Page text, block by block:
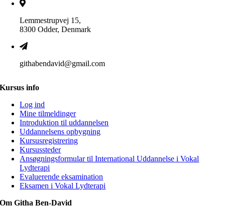
Lemmestrupvej 15,
8300 Odder, Denmark
githabendavid@gmail.com
Kursus info
Log ind
Mine tilmeldinger
Introduktion til uddannelsen
Uddannelsens opbygning
Kursusregistrering
Kursussteder
Ansøgningsformular til International Uddannelse i Vokal
Lydterapi
Evaluerende eksamination
Eksamen i Vokal Lydterapi
Om Githa Ben-David